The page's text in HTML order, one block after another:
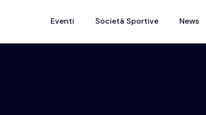
Eventi Società Sportive News